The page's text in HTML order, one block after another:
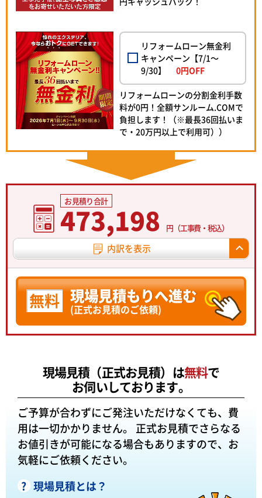
リフォームローン無金利
キャンペーン【7/1～
9/30】0円OFF
リフォームローンの分割金利手数
料が0円！全額サンルーム.COMで
負担します！（※最長36回払いま
で・20万円以上で利用可））
お見積り合計
473,198 円（工事費・税込）
内訳を表示
無料 現場見積もりへ進む
(正式お見積のご依頼)
現場見積（正式お見積）は無料で
お伺いしております。
ご予算が合わずにご発注いただけなくても、費
用は一切かかりません。
正式お見積でさらなる
お値引きが可能になる場合もありますので、お
気軽にご依頼ください。
現場見積とは？